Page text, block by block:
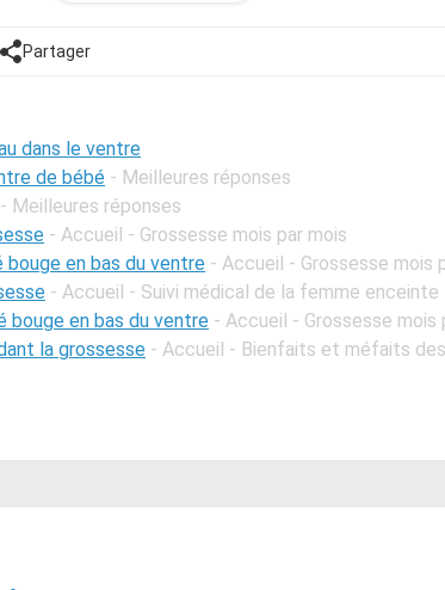
aucun moyen d'acheter un test de grossesse
avis?
Partager
dans le ventre
de bébé - Meilleures réponses
- Meilleures réponses
- Accueil - Grossesse mois par mois
en bas du ventre - Accueil - Grossesse mois
- Accueil - Suivi médical de la femme enceinte
bouge en bas du ventre - Accueil - Grossesse mois
la grossesse - Accueil - Bienfaits et méfaits